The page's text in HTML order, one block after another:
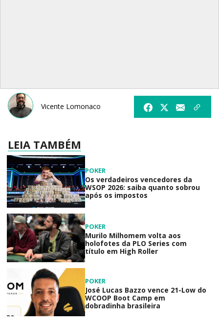
Vicente Lomonaco
LEIA TAMBÉM
POKER
Os verdadeiros vencedores da
WSOP 2026: saiba quanto sobrou
após os impostos
POKER
Murilo Milhomem volta aos
holofotes da PLO Series com
título em High Roller
POKER
José Lucas Bazzo vence 21-Low do
WCOOP Boot Camp em
dobradinha brasileira